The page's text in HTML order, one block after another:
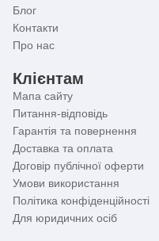
Блог
Контакти
Про нас
Клієнтам
Мапа сайту
Питання-відповідь
Гарантія та повернення
Доставка та оплата
Договір публічної оферти
Умови використання
Політика конфіденційності
Для юридичних осіб